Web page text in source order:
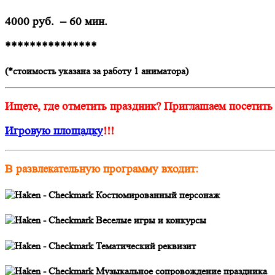
4000 руб. – 60 мин.
***************
(*стоимость указана за работу 1 аниматора)
Ищете, где отметить праздник? Приглашаем
Игровую площадку!!!
В развлекательную программу входит:
Костюмированный персонаж
Веселые игры и конкурсы
Тематический реквизит
Музыкальное сопровождение праздника